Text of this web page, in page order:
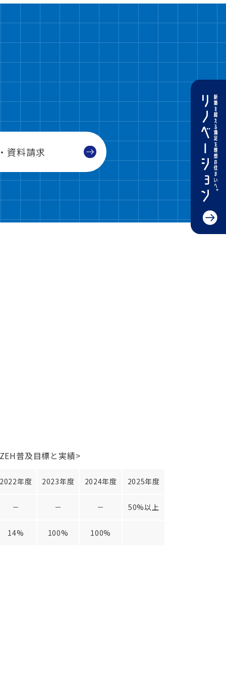
資料請求
普及目標と実績>
2022年度 2023年度 2024年度 2025年度
－ － － 50%以上
14% 100% 100%